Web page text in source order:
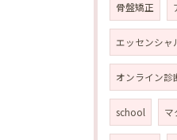
骨盤矯正
エッセンシャ
オンライン診
school マ